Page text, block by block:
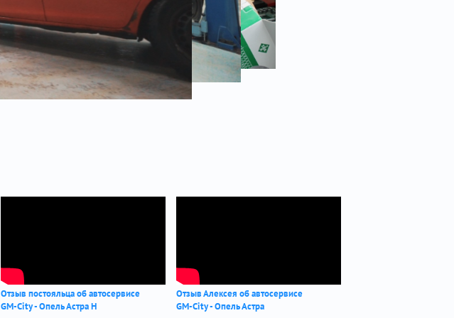
Отзыв постояльца об автосервисе
GM-City - Опель Астра Н
Отзыв Алексея об автосервисе
GM-City - Опель Астра